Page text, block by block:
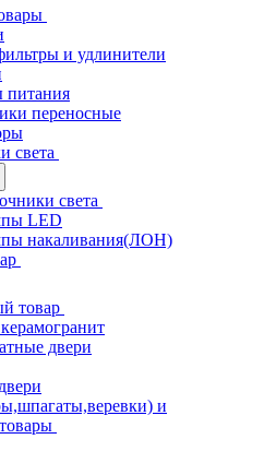
и удлинители
питания
переносные
света
света
LED
накаливания(ЛОН)
товар
двери
и